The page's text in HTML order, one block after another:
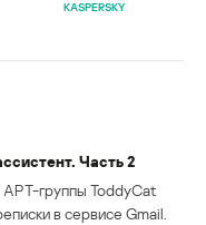
KASPERSKY
Часть 2
группы ToddyCat
в сервисе Gmail.